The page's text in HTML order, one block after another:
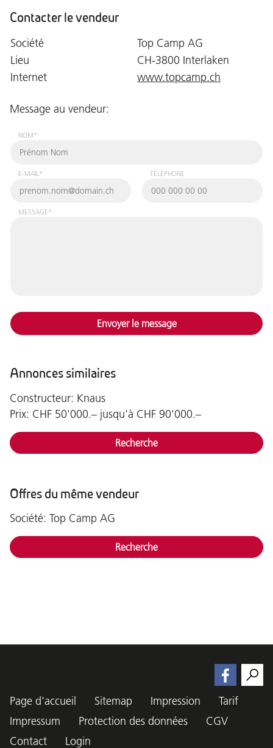
Contacter le vendeur
Société
Top Camp AG
Lieu
CH-3800 Interlaken
Internet
www.topcamp.ch
Message au vendeur:
NOM*
E-MAIL* TÉLÉPHONE
MESSAGE*
Envoyer le message
Annonces similaires
Constructeur: Knaus
Prix: CHF 50'000.– jusqu'à CHF 90'000.–
Recherche
Offres du même vendeur
Société: Top Camp AG
Recherche
Page d'accueil Sitemap Impression
Tarif
Impressum
Protection des données
CGV
Contact
Login